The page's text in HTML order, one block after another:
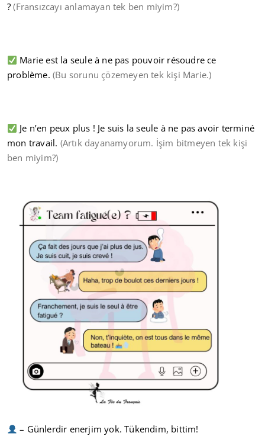
? (Fransızcayı anlamayan tek ben miyim?)
Marie est la seule à ne pas pouvoir résoudre ce
problème. (Bu sorunu çözemeyen tek kişi Marie.)
Je n’en peux plus ! Je suis la seule à ne pas avoir terminé
mon travail. (Artık dayanamyorum. İşim bitmeyen tek kişi
ben miyim?)
– Günlerdir enerjim yok. Tükendim, bittim!